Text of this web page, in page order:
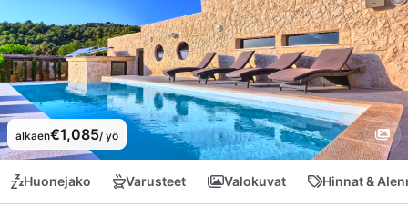
alkaen€1,085/ yö
Huonejako Varusteet Valokuvat Hinnat &